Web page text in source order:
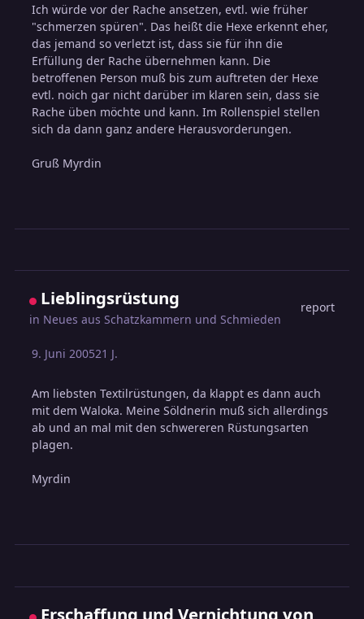
Ich würde vor der Rache ansetzen, evtl. wie früher
"schmerzen spüren". Das heißt die Hexe erkennt eher,
das jemand so verletzt ist, dass sie für ihn die
Erfüllung der Rache übernehmen kann. Die
betroffenen Person muß bis zum auftreten der Hexe
evtl. noich gar nicht darüber im klaren sein, dass sie
Rache üben möchte und kann. Im Rollenspiel stellen
sich da dann ganz andere Herausvorderungen.
Gruß Myrdin
Lieblingsrüstung
in Neues aus Schatzkammern und Schmieden
report
9. Juni 200521 J.
Am liebsten Textilrüstungen, da klappt es dann auch
mit dem Waloka. Meine Söldnerin muß sich allerdings
ab und an mal mit den schwereren Rüstungsarten
plagen.
Myrdin
Erschaffung und Vernichtung von